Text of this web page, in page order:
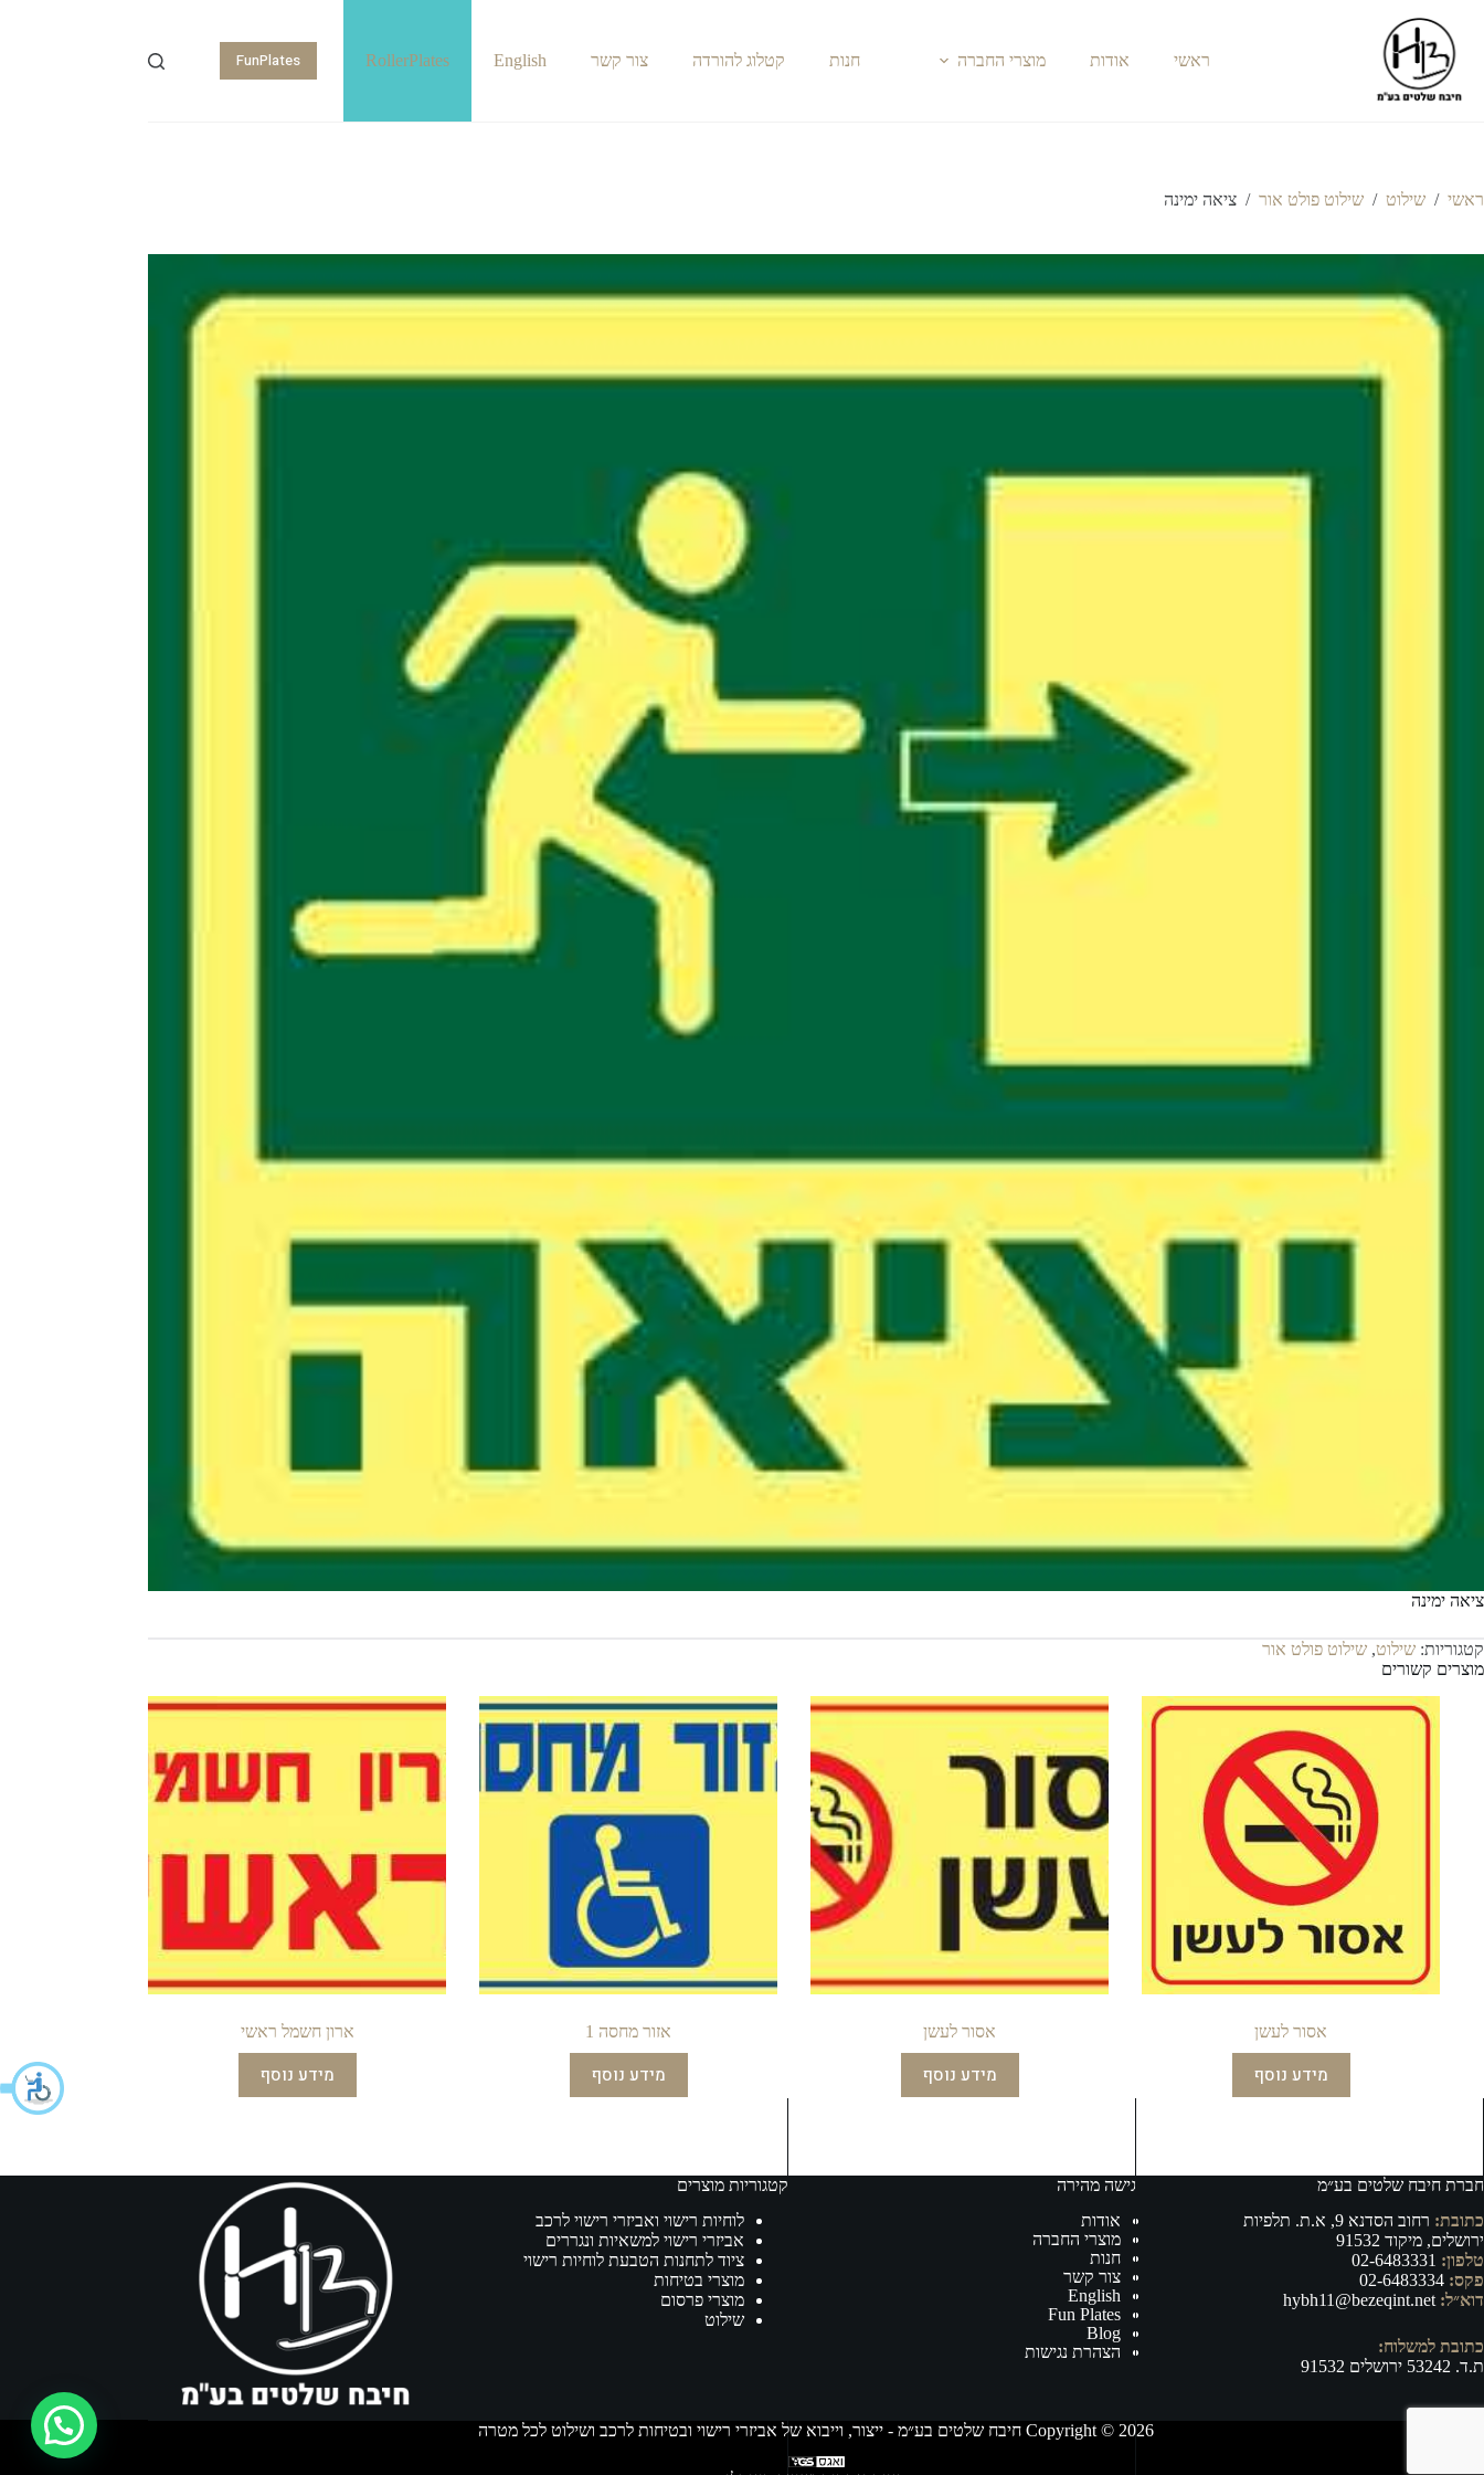
ראשי אודות מוצרי החברה חנות קטלוג להורדה צור קשר English
RollerPlates
FunPlates
Shopping
ראשי / שילוט / שילוט פולט אור / ציאה ימינה
ציאה ימינה
קטגוריות: שילוט, שילוט פולט אור
מוצרים קשורים
אסור לעשן
מידע נוסף
אסור לעשן
מידע נוסף
אזור מחסה 1
מידע נוסף
ארון חשמל ראשי
מידע נוסף
חברת חיבח שלטים בע״מ
כתובת:
רחוב הסדנא 9, א.ת. תלפיות
ירושלים, מיקוד 91532
טלפון: 02-6483331
פקס:
דוא״ל: hybh11@bezeqint.net
כתובת למשלוח:
ת.ד. 53242 ירושלים 91532
גישה מהירה
אודות
מוצרי החברה
חנות
צור קשר
English
Fun Plates
Blog
הצהרת נגישות
קטגוריות מוצרים
לוחיות רישוי ואביזרי רישוי לרכב
אביזרי רישוי למשאיות ונגררים
ציוד לתחנות הטבעת לוחיות רישוי
מוצרי בטיחות
מוצרי פרסום
שילוט
Copyright © 2026 חיבח שלטים בע״מ - ייצור, וייבוא של אביזרי רישוי ובטיחות לרכב ושילוט לכל מטרה איך אפשר לעזור?